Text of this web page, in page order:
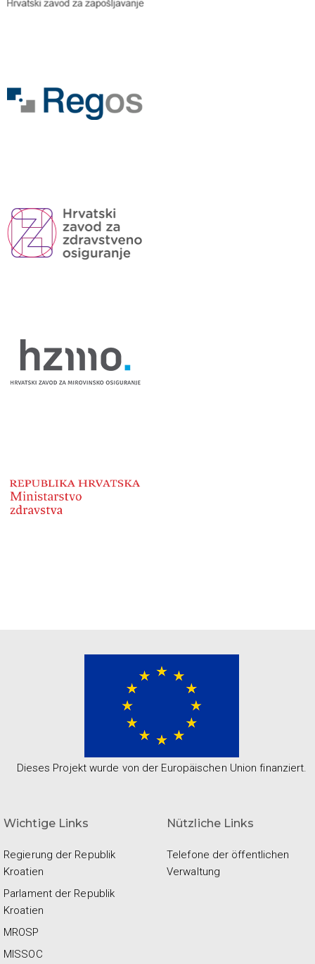
Dieses Projekt wurde von der Europäischen Union finanziert.
Wichtige Links
Regierung der Republik
Kroatien
Parlament der Republik
Kroatien
MROSP
MISSOC
Nützliche Links
Telefone der öffentlichen
Verwaltung